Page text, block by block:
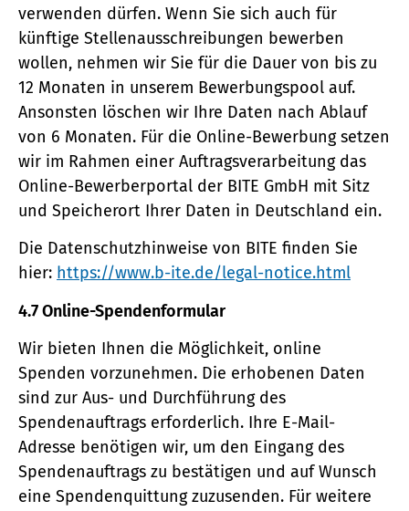
verwenden dürfen. Wenn Sie sich auch für
künftige Stellenausschreibungen bewerben
wollen, nehmen wir Sie für die Dauer von bis zu
12 Monaten in unserem Bewerbungspool auf.
Ansonsten löschen wir Ihre Daten nach Ablauf
von 6 Monaten. Für die Online-Bewerbung setzen
wir im Rahmen einer Auftragsverarbeitung das
Online-Bewerberportal der BITE GmbH mit Sitz
und Speicherort Ihrer Daten in Deutschland ein.
Die Datenschutzhinweise von BITE finden Sie
hier: https://www.b-ite.de/legal-notice.html
4.7 Online-Spendenformular
Wir bieten Ihnen die Möglichkeit, online
Spenden vorzunehmen. Die erhobenen Daten
sind zur Aus- und Durchführung des
Spendenauftrags erforderlich. Ihre E-Mail-
Adresse benötigen wir, um den Eingang des
Spendenauftrags zu bestätigen und auf Wunsch
eine Spendenquittung zuzusenden. Für weitere